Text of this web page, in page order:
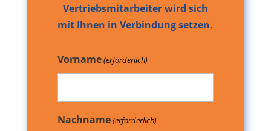
Vertriebsmitarbeiter wird sich
mit Ihnen in Verbindung setzen.
Vorname(erforderlich)
Nachname(erforderlich)